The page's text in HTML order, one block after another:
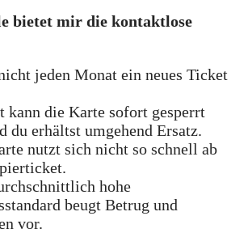
bietet mir die kontaktlose
jeden Monat ein neues Ticket
kann die Karte sofort gesperrt
du erhältst umgehend Ersatz.
nutzt sich nicht so schnell ab
hohe
beugt Betrug und
vor.